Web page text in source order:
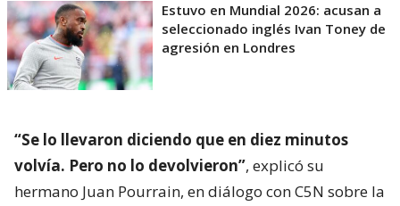
Estuvo en Mundial 2026: acusan a
seleccionado inglés Ivan Toney de
agresión en Londres
“Se lo llevaron diciendo que en diez minutos
volvía. Pero no lo devolvieron”, explicó su
hermano Juan Pourrain, en diálogo con C5N sobre la